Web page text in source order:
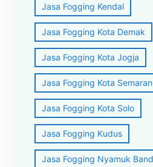
Jasa Fogging Kendal
Jasa Fogging Kota Demak
Jasa Fogging Kota Jogja
Jasa Fogging Kota
Jasa Fogging Kota Solo
Jasa Fogging Kudus
Jasa Fogging Nyamuk